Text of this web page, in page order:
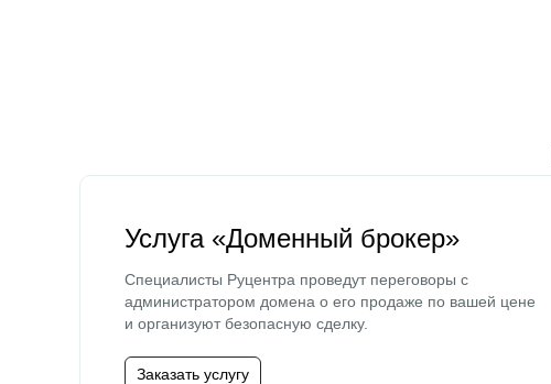
Услуга «Доменный брокер»
Специалисты Руцентра проведут переговоры с
администратором домена о его продаже по вашей цене
и организуют безопасную сделку.
Заказать услугу